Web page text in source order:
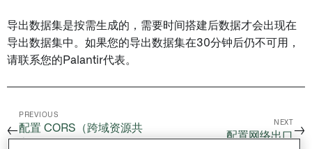
导出数据集是按需生成的，需要时间搭建后数据才会出现在
导出数据集中。如果您的导出数据集在30分钟后仍不可用，
请联系您的Palantir代表。
←
PREVIOUS
配置 CORS（跨域资源共
NEXT
配置网络出口 →